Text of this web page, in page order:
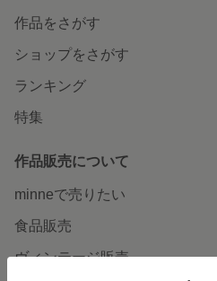
作品をさがす
ショップをさがす
ランキング
特集
作品販売について
minneで売りたい
食品販売
ヴィンテージ販売